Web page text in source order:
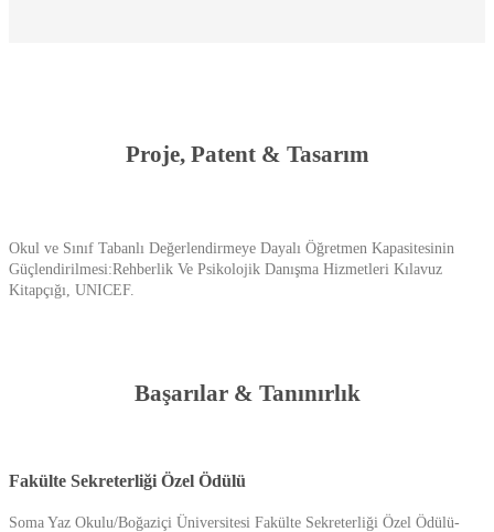
Proje, Patent & Tasarım
Okul ve Sınıf Tabanlı Değerlendirmeye Dayalı Öğretmen Kapasitesinin
Güçlendirilmesi:Rehberlik Ve Psikolojik Danışma Hizmetleri Kılavuz
Kitapçığı, UNICEF.
Başarılar & Tanınırlık
Fakülte Sekreterliği Özel Ödülü
Soma Yaz Okulu/Boğaziçi Üniversitesi Fakülte Sekreterliği Özel Ödülü-